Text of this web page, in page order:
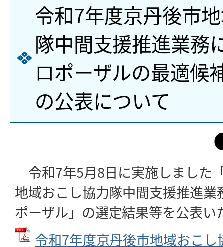
令和7年度京丹後市
隊中間支援推進業務
ロポーザルの最適候
の公表について
令和7年5月8日に実施しました
地域おこし協力隊中間支援推進
ポーザル」の選定結果等を公表い
令和7年度京丹後市地域おこ